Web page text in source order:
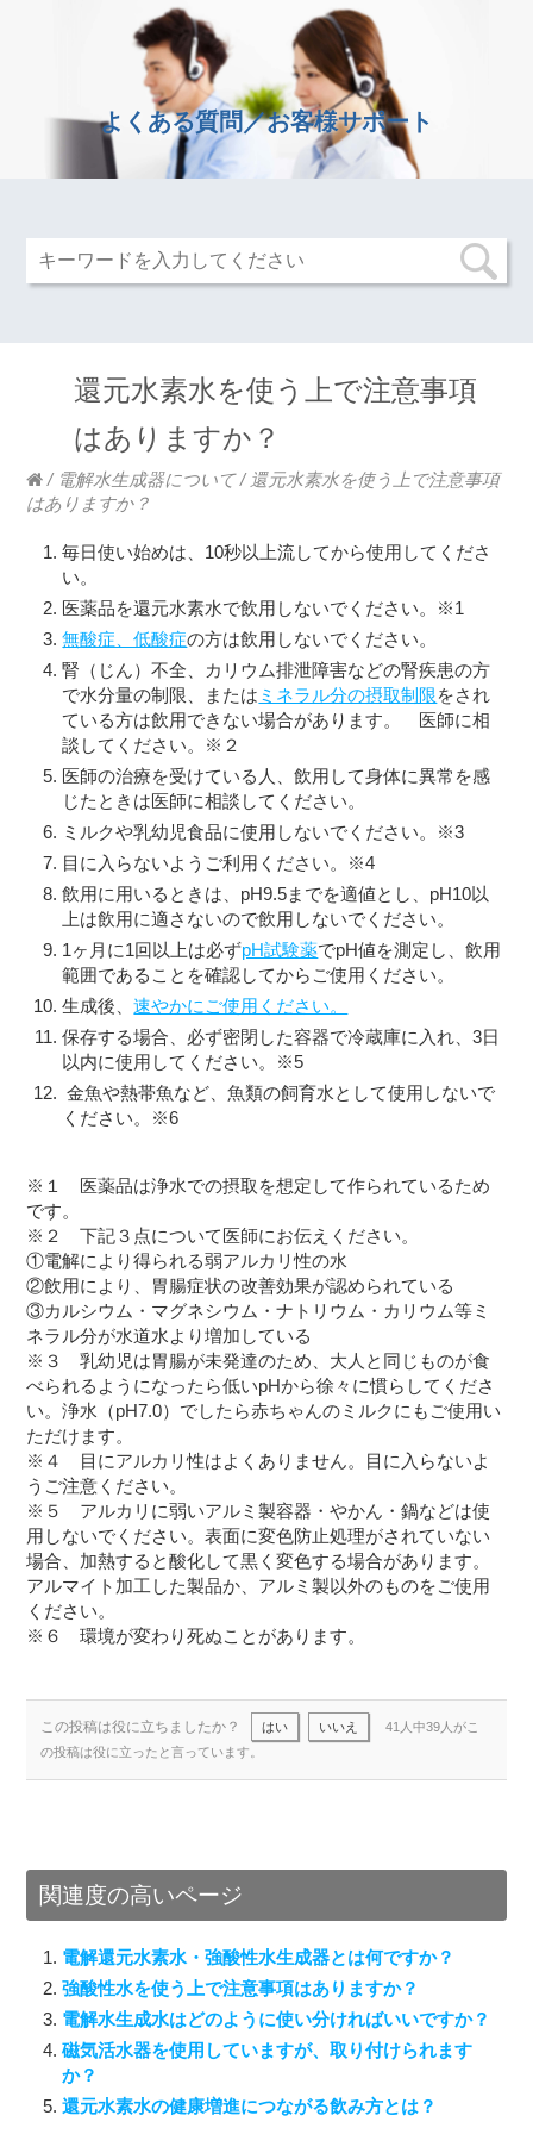
よくある質問／お客様サポート
還元水素水を使う上で注意事項
はありますか？
/ 電解水生成器について / 還元水素水を使う上で注意事項
はありますか？
毎日使い始めは、10秒以上流してから使用してくださ
い。
医薬品を還元水素水で飲用しないでください。※1
無酸症、低酸症の方は飲用しないでください。
腎（じん）不全、カリウム排泄障害などの腎疾患の方
で水分量の制限、または ミネラル分の摂取制限をされ
ている方は飲用できない場合があります。 医師に相
談してください。※２
医師の治療を受けている人、飲用して身体に異常を感
じたときは医師に相談してください。
ミルクや乳幼児食品に使用しないでください。※3
目に入らないようご利用ください。※4
飲用に用いるときは、pH9.5までを適値とし、pH10以
上は飲用に適さないので飲用しないでください。
1ヶ月に1回以上は必ずpH試験薬でpH値を測定し、飲用
範囲であることを確認してからご使用ください。
生成後、速やかにご使用ください。
保存する場合、必ず密閉した容器で冷蔵庫に入れ、3日
以内に使用してください。※5
金魚や熱帯魚など、魚類の飼育水として使用しないで
ください。※6
※１ 医薬品は浄水での摂取を想定して作られているため
です。
※２ 下記３点について医師にお伝えください。
①電解により得られる弱アルカリ性の水
②飲用により、胃腸症状の改善効果が認められている
③カルシウム・マグネシウム・ナトリウム・カリウム等ミ
ネラル分が水道水より増加している
※３ 乳幼児は胃腸が未発達のため、大人と同じものが食
べられるようになったら低いpHから徐々に慣らしてくださ
い。浄水（pH7.0）でしたら赤ちゃんのミルクにもご使用い
ただけます。
※４ 目にアルカリ性はよくありません。目に入らないよ
うご注意ください。
※５ アルカリに弱いアルミ製容器・やかん・鍋などは使
用しないでください。表面に変色防止処理がされていない
場合、加熱すると酸化して黒く変色する場合があります。
アルマイト加工した製品か、アルミ製以外のものをご使用
ください。
※６ 環境が変わり死ぬことがあります。
この投稿は役に立ちましたか？ はい いいえ
41人中39人がこ
の投稿は役に立ったと言っています。
関連度の高いページ
電解還元水素水・強酸性水生成器とは何ですか？
強酸性水を使う上で注意事項はありますか？
電解水生成水はどのように使い分ければいいですか？
磁気活水器を使用していますが、取り付けられます
か？
還元水素水の健康増進につながる飲み方とは？